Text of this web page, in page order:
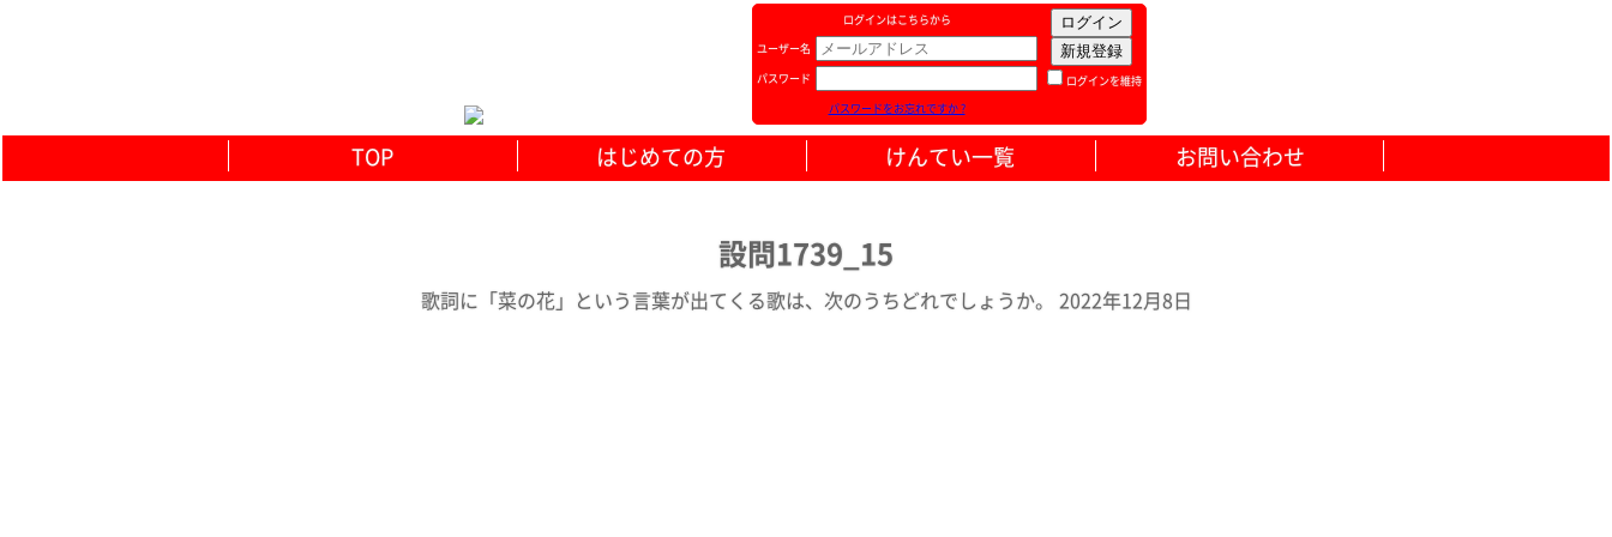
ログインはこちらから
ログインを維持
ユーザー名
パスワード
パスワードをお忘れですか ?
TOP はじめての方 けんてい一覧 お問い合わせ
設問1739_15
歌詞に「菜の花」という言葉が出てくる歌は、次のうちどれでしょうか。 2022年12月8日